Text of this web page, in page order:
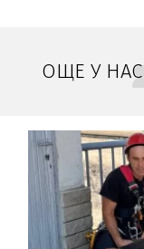
ОЩЕ У НАС